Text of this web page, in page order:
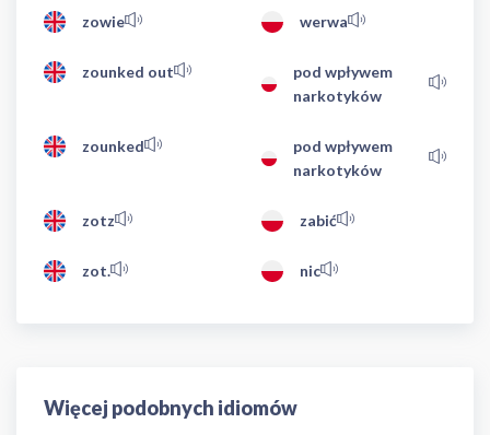
zowie werwa
zounked out
pod wpływem
narkotyków
zounked
pod wpływem
narkotyków
zotz zabić
zot. nic
Więcej podobnych idiomów